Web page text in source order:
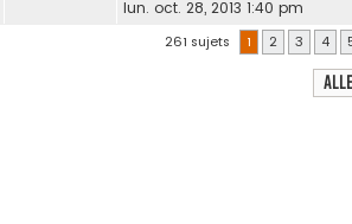
lun. oct. 28, 2013 1:40 pm
261 sujets 1 2 3 4